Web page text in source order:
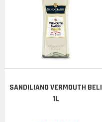
SANDILIANO VERMOUTH BELI
1L